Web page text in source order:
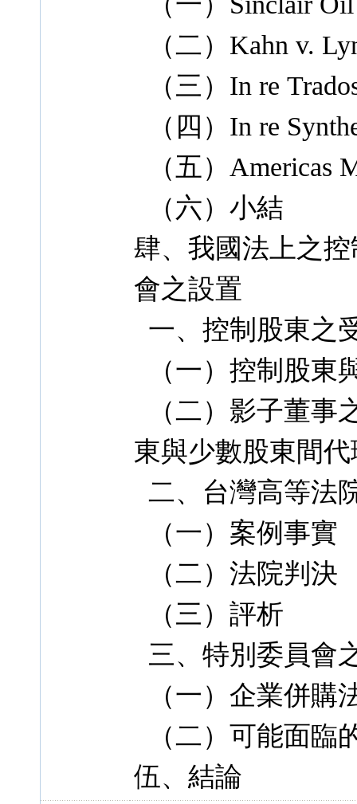
（二）Kahn v.
（三）In re
（四）In re
（五）Americas
（六）小結
肆、我國法上之
會之設置
一、控制股東之
（一）控制股東
（二）影子董事
東與少數股東間
二、台灣高等法
（一）案例事實
（二）法院判決
（三）評析
三、特別委員會
（一）企業併購
（二）可能面臨
伍、結論